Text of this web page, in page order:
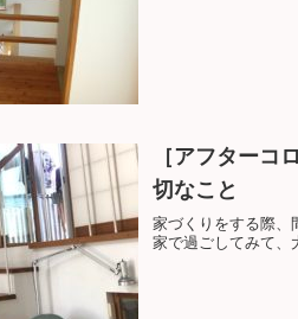
［アフターコ
切なこと
家づくりをする際、
家で過ごしてみて、